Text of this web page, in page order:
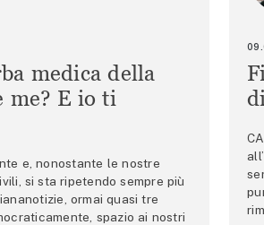
medica della
me? E io ti
e, nonostante le nostre
si sta ripetendo sempre più
ormai quasi tre
spazio ai nostri